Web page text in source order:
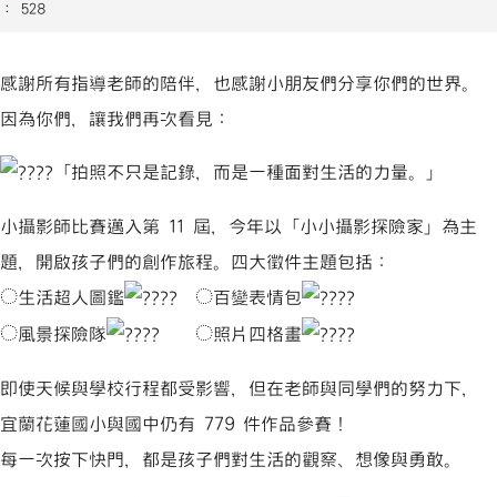
_blank
forms/d/e/1FAIpQLScYJSTKdlpBHeXkzvYu-
528
感謝所有指導老師的陪伴，也感謝小朋友們分享你們的世界。
因為你們，讓我們再次看見：
「拍照不只是記錄，而是一種面對生活的力量。」
小攝影師比賽邁入第 11 屆，今年以「小小攝影探險家」為主
題，開啟孩子們的創作旅程。四大徵件主題包括：
◌生活超人圖鑑
◌百變表情包
◌風景探險隊 ◌照片四格畫
即使天候與學校行程都受影響，但在老師與同學們的努力下，
宜蘭花蓮國小與國中仍有 779 件作品參賽！
每一次按下快門，都是孩子們對生活的觀察、想像與勇敢。